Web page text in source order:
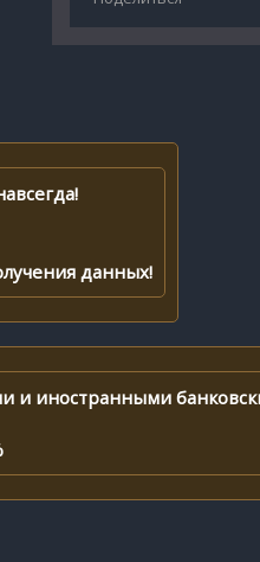
данных!
и иностранными